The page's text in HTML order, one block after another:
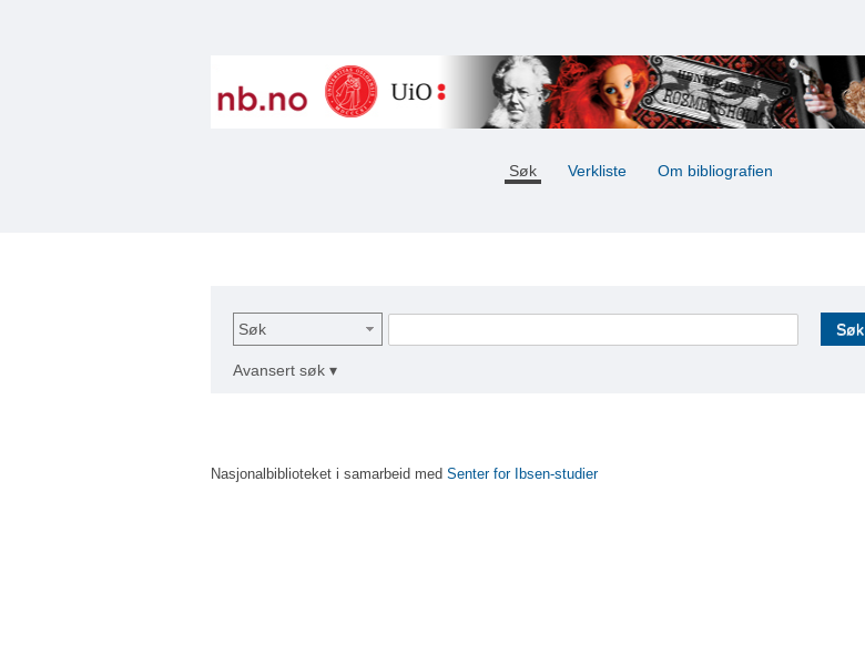
Søk Verkliste Om bibliografien
Søk Søk
Avansert søk ▾
Nasjonalbiblioteket i samarbeid med Senter for Ibsen-studier